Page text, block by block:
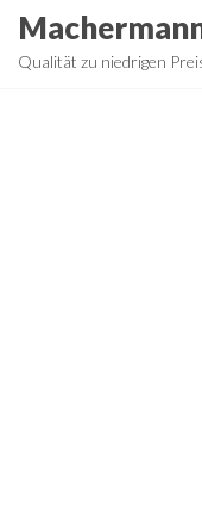
Zum
Qualität zu niedrigen